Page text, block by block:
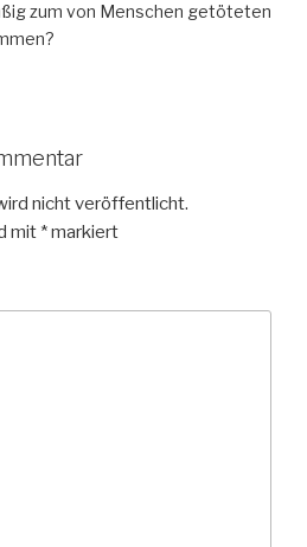
zum von Menschen getöteten
nicht veröffentlicht.
mit *markiert